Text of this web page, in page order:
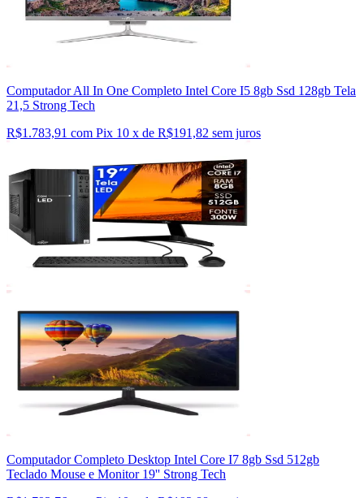
Computador All In One Completo Intel Core I5 8gb Ssd 128gb Tela
21,5 Strong Tech
R$1.783,91 com Pix 10 x de R$191,82 sem juros
Computador Completo Desktop Intel Core I7 8gb Ssd 512gb
Teclado Mouse e Monitor 19'' Strong Tech